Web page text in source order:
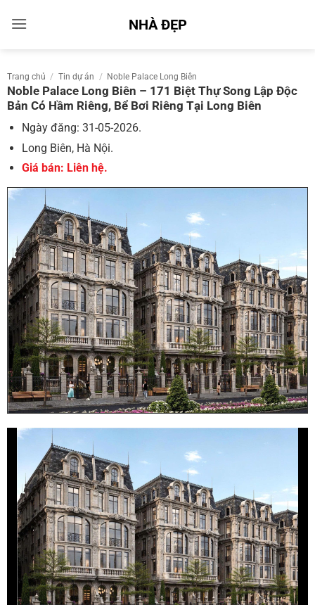
qua
NHÀ ĐẸP
Trang chủ / Tin dự án / Noble Palace Long Biên
Noble Palace Long Biên – 171 Biệt Thự Song Lập Độc
Bản Có Hầm Riêng, Bể Bơi Riêng Tại Long Biên
Ngày đăng: 31-05-2026.
Long Biên, Hà Nội.
Giá bán: Liên hệ.